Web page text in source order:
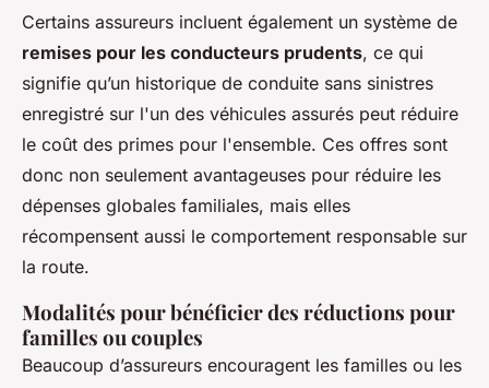
Certains assureurs incluent également un système de
remises pour les conducteurs prudents, ce qui
signifie qu’un historique de conduite sans sinistres
enregistré sur l'un des véhicules assurés peut réduire
le coût des primes pour l'ensemble. Ces offres sont
donc non seulement avantageuses pour réduire les
dépenses globales familiales, mais elles
récompensent aussi le comportement responsable sur
la route.
Modalités pour bénéficier des réductions pour
familles ou couples
Beaucoup d’assureurs encouragent les familles ou les